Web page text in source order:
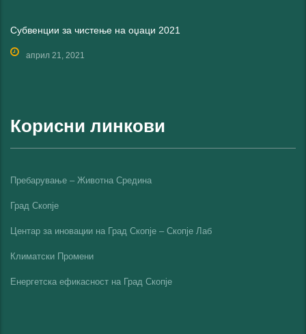
Субвенции за чистење на оџаци 2021
април 21, 2021
Корисни линкови
Пребарување – Животна Средина
Град Скопје
Центар за иновации на Град Скопје – Скопје Лаб
Климатски Промени
Енергетска ефикасност на Град Скопјe